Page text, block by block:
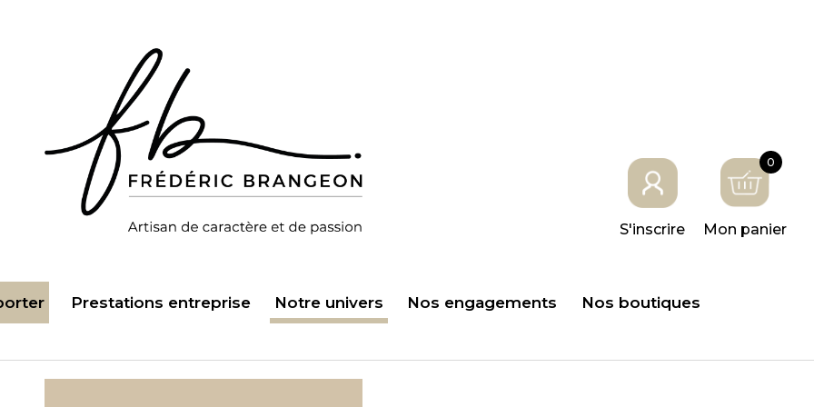
S'inscrire
0
Mon panier
Prestations entreprise Notre univers Nos engagements Nos boutiques